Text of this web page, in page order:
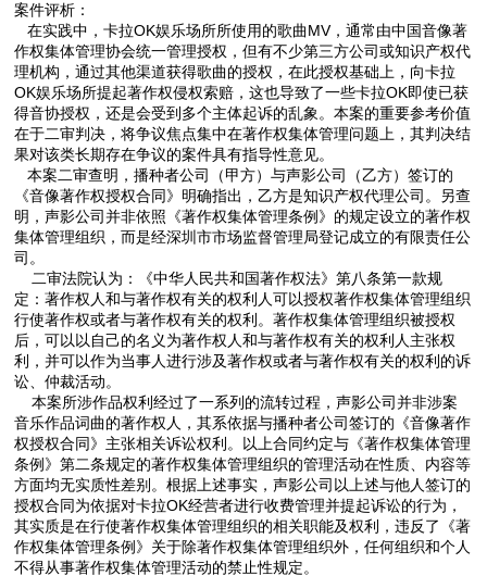
案件评析：
在实践中，卡拉OK娱乐场所所使用的歌曲MV，通常由中国音像著
作权集体管理协会统一管理授权，但有不少第三方公司或知识产权代
理机构，通过其他渠道获得歌曲的授权，在此授权基础上，向卡拉
OK娱乐场所提起著作权侵权索赔，这也导致了一些卡拉OK即使已获
得音协授权，还是会受到多个主体起诉的乱象。本案的重要参考价值
在于二审判决，将争议焦点集中在著作权集体管理问题上，其判决结
果对该类长期存在争议的案件具有指导性意见。
本案二审查明，播种者公司（甲方）与声影公司（乙方）签订的
《音像著作权授权合同》明确指出，乙方是知识产权代理公司。另查
明，声影公司并非依照《著作权集体管理条例》的规定设立的著作权
集体管理组织，而是经深圳市市场监督管理局登记成立的有限责任公
司。
二审法院认为：《中华人民共和国著作权法》第八条第一款规
定：著作权人和与著作权有关的权利人可以授权著作权集体管理组织
行使著作权或者与著作权有关的权利。著作权集体管理组织被授权
后，可以以自己的名义为著作权人和与著作权有关的权利人主张权
利，并可以作为当事人进行涉及著作权或者与著作权有关的权利的诉
讼、仲裁活动。
本案所涉作品权利经过了一系列的流转过程，声影公司并非涉案
音乐作品词曲的著作权人，其系依据与播种者公司签订的《音像著作
权授权合同》主张相关诉讼权利。以上合同约定与《著作权集体管理
条例》第二条规定的著作权集体管理组织的管理活动在性质、内容等
方面均无实质性差别。根据上述事实，声影公司以上述与他人签订的
授权合同为依据对卡拉OK经营者进行收费管理并提起诉讼的行为，
其实质是在行使著作权集体管理组织的相关职能及权利，违反了《著
作权集体管理条例》关于除著作权集体管理组织外，任何组织和个人
不得从事著作权集体管理活动的禁止性规定。